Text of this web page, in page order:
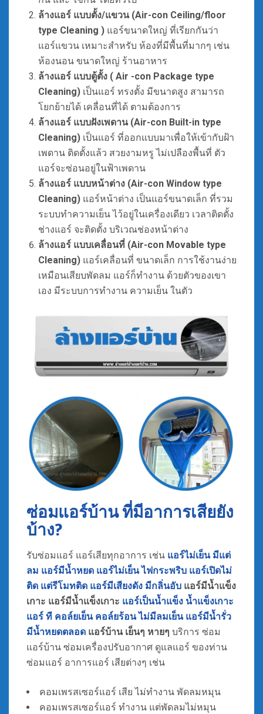
ล้างแอร์ แบบตั้ง/แขวน (Air-con Ceiling/floor
type Cleaning ) แอร์ขนาดใหญ่ ที่เรียกกันว่า
แอร์แขวน เหมาะสำหรับ ห้องที่มีพื้นที่มากๆ เช่น
ห้องนอน ขนาดใหญ่ ร้านอาหาร
ล้างแอร์ แบบตู้ตั้ง ( Air -con Package type
Cleaning) เป็นแอร์ ทรงตั้ง มีขนาดสูง สามารถ
โยกย้ายได้ เคลื่อนที่ได้ ตามต้องการ
ล้างแอร์ แบบฝังเพดาน (Air-con Built-in type
Cleaning) เป็นแอร์ ที่ออกแบบมาเพื่อให้เข้ากับฝ้า
เพดาน ติดตั้งแล้ว สวยงามหรู ไม่เปลืองพื้นที่ ตัว
แอร์จะซ่อนอยู่ในฟ้าเพดาน
ล้างแอร์ แบบหน้าต่าง (Air-con Window type
Cleaning) แอร์หน้าต่าง เป็นแอร์ขนาดเล็ก ที่รวม
ระบบทำความเย็น ไว้อยู่ในเครื่องเดียว เวลาติดตั้ง
ช่างแอร์ จะติดตั้ง บริเวณช่องหน้าต่าง
ล้างแอร์ แบบเคลื่อนที่ (Air-con Movable type
Cleaning) แอร์เคลื่อนที่ ขนาดเล็ก การใช้งานง่าย
เหมือนเสียบพัดลม แอร์ก็ทำงาน ด้วยตัวของเขา
เอง มีระบบการทำงาน ความเย็น ในตัว
ซ่อมแอร์บ้าน ที่มีอาการเสียยัง
บ้าง?
รับซ่อมแอร์ แอร์เสียทุกอาการ เช่น แอร์ไม่เย็น มีแต่
ลม แอร์มีน้ำหยด แอร์ไม่เย็น ไฟกระพริบ แอร์เปิดไม่
ติด แต่รีโมทติด แอร์มีเสียงดัง มีกลิ่นอับ แอร์มีน้ำแข็ง
เกาะ แอร์มีน้ำแข็งเกาะ แอร์เป็นน้ำแข็ง น้ำแข็งเกาะ
แอร์ ที คอล์ยเย็น คอล์ยร้อน ไม่มีลมเย็น แอร์มีน้ำรั่ว
มีน้ำหยดตลอด แอร์บ้าน เย็นๆ หายๆ บริการ ซ่อม
แอร์บ้าน ซ่อมเครื่องปรับอากาศ ดูแลแอร์ ของท่าน
ซ่อมแอร์ อาการแอร์ เสียต่างๆ เช่น
คอมเพรสเซอร์แอร์ เสีย ไม่ทํางาน พัดลมหมุน
คอมเพรสเซอร์แอร์ ทํางาน แต่พัดลมไม่หมุน